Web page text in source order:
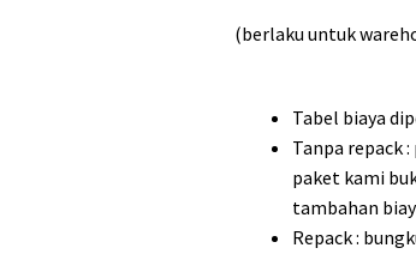
(berlaku untuk
Tabel biaya
Tanpa repack
paket kami
tambahan
Repack :